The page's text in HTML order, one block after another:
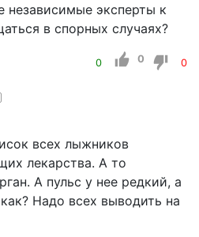
независимые эксперты к
в спорных случаях?
0 0 0
всех лыжников
лекарства. А то
А пульс у нее редкий, а
Надо всех выводить на